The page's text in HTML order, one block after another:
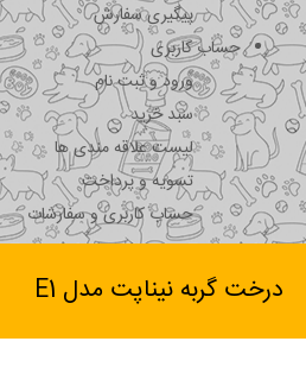
پیگیری سفارش
حساب کاربری
ورود و ثبت نام
سبد خرید
لیست علاقه مندی ها
تسویه و پرداخت
حساب کاربری و سفارشات
درخت گربه نیناپت مدل E1